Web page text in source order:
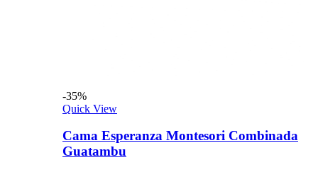
-35%
Quick View
Cama Esperanza Montesori Combinada
Guatambu